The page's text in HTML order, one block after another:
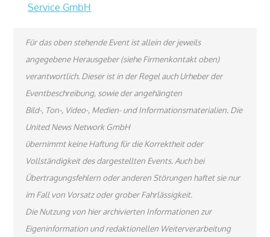
Service GmbH
Für das oben stehende Event ist allein der jeweils
angegebene Herausgeber (siehe Firmenkontakt oben)
verantwortlich. Dieser ist in der Regel auch Urheber der
Eventbeschreibung, sowie der angehängten
Bild-, Ton-, Video-, Medien- und Informationsmaterialien. Die
United News Network GmbH
übernimmt keine Haftung für die Korrektheit oder
Vollständigkeit des dargestellten Events. Auch bei
Übertragungsfehlern oder anderen Störungen haftet sie nur
im Fall von Vorsatz oder grober Fahrlässigkeit.
Die Nutzung von hier archivierten Informationen zur
Eigeninformation und redaktionellen Weiterverarbeitung